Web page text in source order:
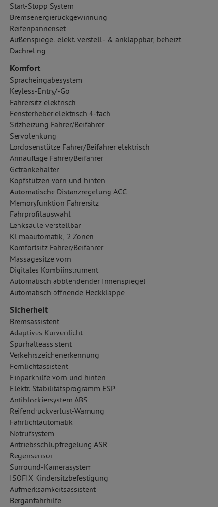
Start-Stopp System
Bremsenergierückgewinnung
Reifenpannenset
Außenspiegel elekt. verstell- & anklappbar, beheizt
Dachreling
Komfort
Spracheingabesystem
Keyless-Entry/-Go
Fahrersitz elektrisch
Fensterheber elektrisch 4-fach
Sitzheizung Fahrer/Beifahrer
Servolenkung
Lordosenstütze Fahrer/Beifahrer elektrisch
Armauflage Fahrer/Beifahrer
Getränkehalter
Kopfstützen vorn und hinten
Automatische Distanzregelung ACC
Memoryfunktion Fahrersitz
Fahrprofilauswahl
Lenksäule verstellbar
Klimaautomatik, 2 Zonen
Komfortsitz Fahrer/Beifahrer
Massagesitze vorn
Digitales Kombiinstrument
Automatisch abblendender Innenspiegel
Automatisch öffnende Heckklappe
Sicherheit
Bremsassistent
Adaptives Kurvenlicht
Spurhalteassistent
Verkehrszeichenerkennung
Fernlichtassistent
Einparkhilfe vorn und hinten
Elektr. Stabilitätsprogramm ESP
Antiblockiersystem ABS
Reifendruckverlust-Warnung
Fahrlichtautomatik
Notrufsystem
Antriebsschlupfregelung ASR
Regensensor
Surround-Kamerasystem
ISOFIX Kindersitzbefestigung
Aufmerksamkeitsassistent
Berganfahrhilfe